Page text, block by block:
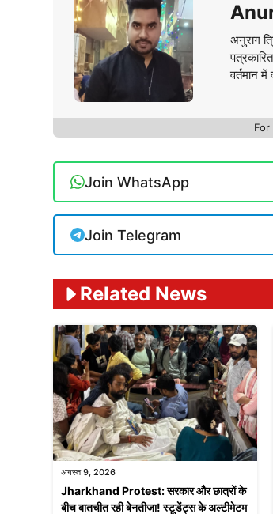
अनुराग
वर्तमान
Join WhatsApp
Join Telegram
Related News
अगस्त 9, 2026
Jharkhand Protest: सरकार और छात्रों के
बीच बातचीत रही बेनतीजा! स्टूडेंट्स के अल्टीमेटम